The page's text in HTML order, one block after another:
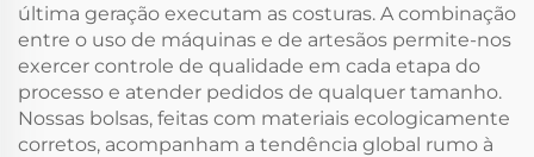
última geração executam as costuras. A combinação
entre o uso de máquinas e de artesãos permite-nos
exercer controle de qualidade em cada etapa do
processo e atender pedidos de qualquer tamanho.
Nossas bolsas, feitas com materiais ecologicamente
corretos, acompanham a tendência global rumo à